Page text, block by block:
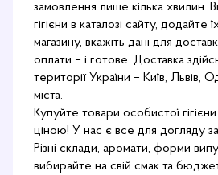
замовлення лише кілька хвилин.
гігієни в каталозі сайту, додайте
магазину, вкажіть дані для
оплати – і готове. Доставка
території України – Київ, Львів,
міста.
Купуйте товари особистої
ціною! У нас є все для догляду за
Різні склади, аромати, форми
вибирайте на свій смак та